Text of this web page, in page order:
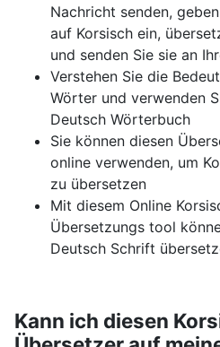
Nachricht senden,
auf Korsisch ein,
und senden Sie sie an
Verstehen Sie die
Wörter und verwenden
Deutsch Wörterbuch
Sie können diesen
online verwenden, um
zu übersetzen
Mit diesem Online
Übersetzungs tool
Deutsch Schrift
Kann ich diesen